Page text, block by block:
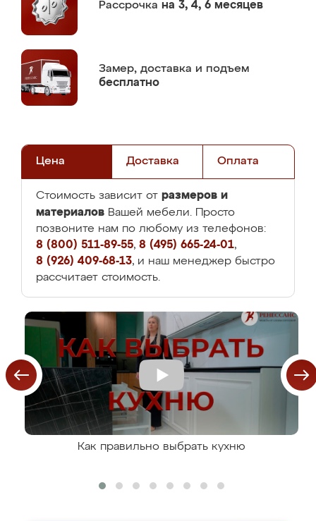
Рассрочка на 3, 4, 6 месяцев
Замер, доставка и подъем
бесплатно
Цена Доставка Оплата
Стоимость зависит от размеров и
материалов Вашей мебели. Просто
позвоните нам по любому из телефонов:
8 (800) 511-89-55, 8 (495) 665-24-01,
8 (926) 409-68-13, и наш менеджер быстро
рассчитает стоимость.
Как правильно выбрать кухню